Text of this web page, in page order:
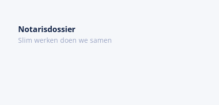
Notarisdossier
Slim werken doen we samen